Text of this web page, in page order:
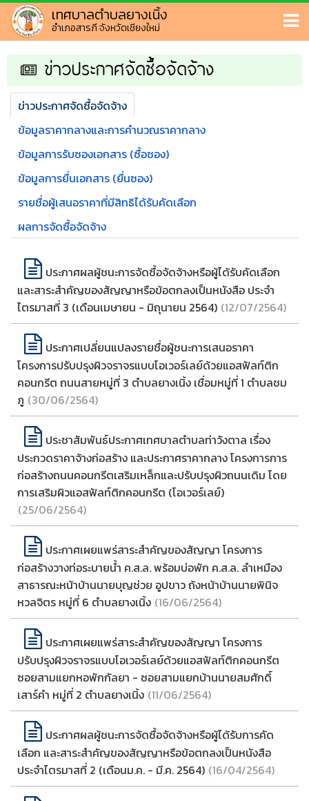
เทศบาลตำบลยางเนิ้ง
อำเภอสารภี จังหวัดเชียงใหม่
ข่าวประกาศจัดซื้อจัดจ้าง
ข่าวประกาศจัดซื้อจัดจ้าง
ข้อมูลราคากลางและการคำนวณราคากลาง
ข้อมูลการรับซองเอกสาร (ซื้อซอง)
ข้อมูลการยื่นเอกสาร (ยื่นซอง)
รายชื่อผู้เสนอราคาที่มีสิทธิได้รับคัดเลือก
ผลการจัดซื้อจัดจ้าง
ประกาศผลผู้ชนะการจัดซื้อจัดจ้างหรือผู้ได้รับคัดเลือก
และสาระสำคัญของสัญญาหรือข้อตกลงเป็นหนังสือ ประจำ
ไตรมาสที่ 3 (เดือนเมษายน - มิถุนายน 2564) (12/07/2564)
ประกาศเปลี่ยนแปลงรายชื่อผู้ชนะการเสนอราคา
โครงการปรับปรุงผิวจราจรแบบโอเวอร์เลย์ด้วยแอสฟัลท์ติก
คอนกรีต ถนนสายหมู่ที่ 3 ตำบลยางเนิ้ง เชื่อมหมู่ที่ 1 ตำบลชม
ภู (30/06/2564)
ประชาสัมพันธ์ประกาศเทศบาลตำบลท่าวังตาล เรื่อง
ประกวดราคาจ้างก่อสร้าง และประกาศราคากลาง โครงการการ
ก่อสร้างถนนคอนกรีตเสริมเหล็กและปรับปรุงผิวถนนเดิม โดย
การเสริมผิวแอสฟัลท์ติกคอนกรีต (โอเวอร์เลย์)
(25/06/2564)
ประกาศเผยแพร่สาระสำคัญของสัญญา โครงการ
ก่อสร้างวางท่อระบายน้ำ ค.ส.ล. พร้อมบ่อพัก ค.ส.ล. ลำเหมือง
สาธารณะหน้าบ้านนายบุญช่วย อูปขาว ถ้งหน้าบ้านนายพินิจ
หวลจิตร หมู่ที่ 6 ตำบลยางเนิ้ง (16/06/2564)
ประกาศเผยแพร่สาระสำคัญของสัญญา โครงการ
ปรับปรุงผิวจราจรแบบโอเวอร์เลย์ด้วยแอสฟัลท์ติกคอนกรีต
ซอยสามแยกหอพักกัลยา - ซอยสามแยกบ้านนายสมศักดิ์
เสาร์คำ หมู่ที่ 2 ตำบลยางเนิ้ง (11/06/2564)
ประกาศผลผู้ชนะการจัดซื้อจัดจ้างหรือผู้ได้รับการคัด
เลือก และสาระสำคัญของสัญญาหรือข้อตกลงเป็นหนังสือ
ประจำไตรมาสที่ 2 (เดือนม.ค. - มี.ค. 2564) (16/04/2564)